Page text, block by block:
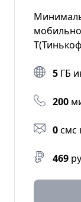
5 ГБ
200
0смс
469